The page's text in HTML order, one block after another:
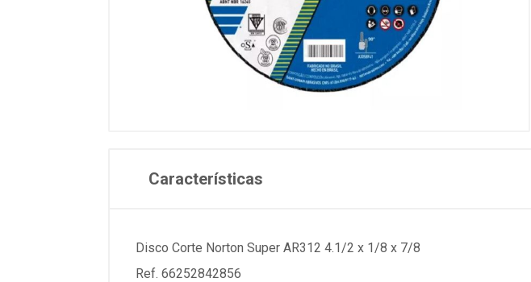
Características
Disco Corte Norton Super AR312 4.1/2 x 1/8 x 7/8
Ref. 66252842856